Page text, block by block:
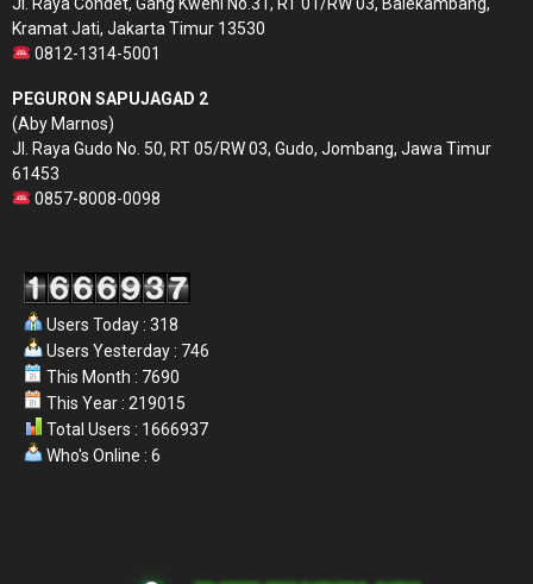
Kramat Jati, Jakarta Timur 13530
0812-1314-5001
PEGURON SAPUJAGAD 2
(Aby Marnos)
Jl. Raya Gudo No. 50, RT 05/RW 03, Gudo, Jombang, Jawa Timur
61453
0857-8008-0098
Users Today : 318
Users Yesterday : 746
This Month : 7690
This Year : 219015
Total Users : 1666937
Who's Online : 6